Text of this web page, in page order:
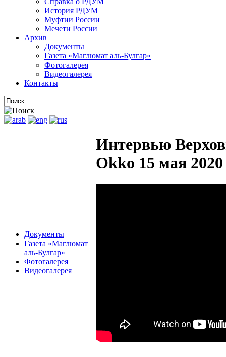
История РДУМ
Муфтии России
Мечети России
Архив
Документы
Газета «Маглюмат аль-Булгар»
Фотогалерея
Видеогалерея
Контакты
Документы
Газета «Маглюмат
аль-Булгар»
Фотогалерея
Видеогалерея
Интервью
Okko 15 мая 2020